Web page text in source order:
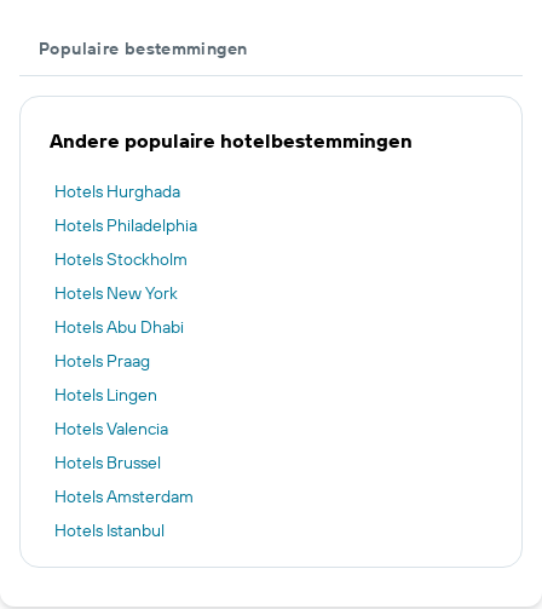
Populaire bestemmingen
Andere populaire hotelbestemmingen
Hotels Hurghada
Hotels Philadelphia
Hotels Stockholm
Hotels New York
Hotels Abu Dhabi
Hotels Praag
Hotels Lingen
Hotels Valencia
Hotels Brussel
Hotels Amsterdam
Hotels Istanbul
Hotels Kopenhagen